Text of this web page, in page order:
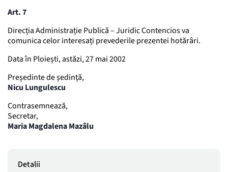
Art. 7
Direcția Administrație Publică – Juridic Contencios va
comunica celor interesați prevederile prezentei hotărâri.
Data în Ploiești, astăzi, 27 mai 2002
Președinte de ședință,
Nicu Lungulescu
Contrasemnează,
Secretar,
Maria Magdalena Mazâlu
Detalii